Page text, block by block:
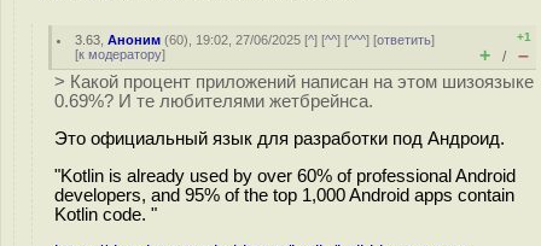
3.63 ,Аноним (60), 19:02, 27/06/2025 [^] [^^] [^^^] [ответить]
[к модератору]
+1
+ / –
> Какой процент приложений написан на этом шизоязыке
0.69%? И те любителями жетбрейнса.
Это официальный язык для разработки под Андроид.
"Kotlin is already used by over 60% of professional Android
developers, and 95% of the top 1,000 Android apps contain
Kotlin code. "